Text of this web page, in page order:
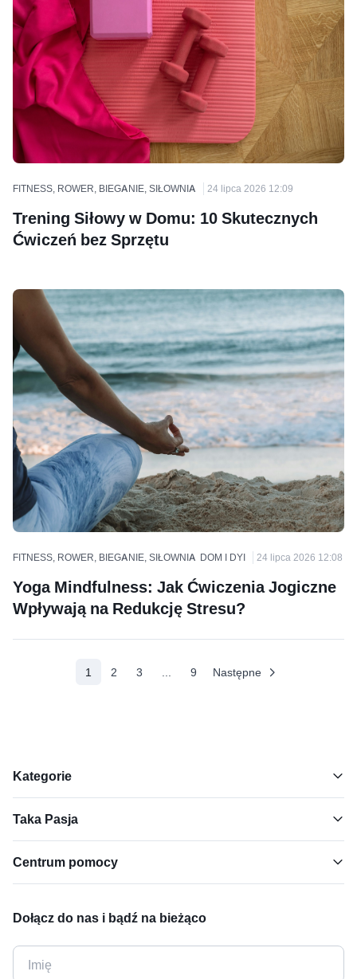
FITNESS, ROWER, BIEGANIE, SIŁOWNIA 24 lipca 2026 12:09
Trening Siłowy w Domu: 10 Skutecznych
Ćwiczeń bez Sprzętu
FITNESS, ROWER, BIEGANIE, SIŁOWNIA DOM I DYI 24 lipca 2026 12:08
Yoga Mindfulness: Jak Ćwiczenia Jogiczne
Wpływają na Redukcję Stresu?
1 (aktualne)
2 3 9 Następne
Kategorie
Taka Pasja
Centrum pomocy
Dołącz do nas i bądź na bieżąco